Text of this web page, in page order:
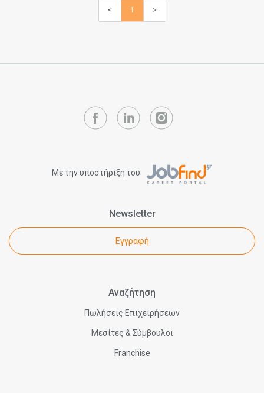
< 1 >
Με την υποστήριξη του
Newsletter
Εγγραφή
Αναζήτηση
Πωλήσεις Επιχειρήσεων
Μεσίτες & Σύμβουλοι
Franchise